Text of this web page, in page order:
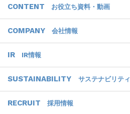
CONTENT お役立ち資料・動画
COMPANY 会社情報
IR IR情報
SUSTAINABILITY サステナビリティ
RECRUIT 採用情報